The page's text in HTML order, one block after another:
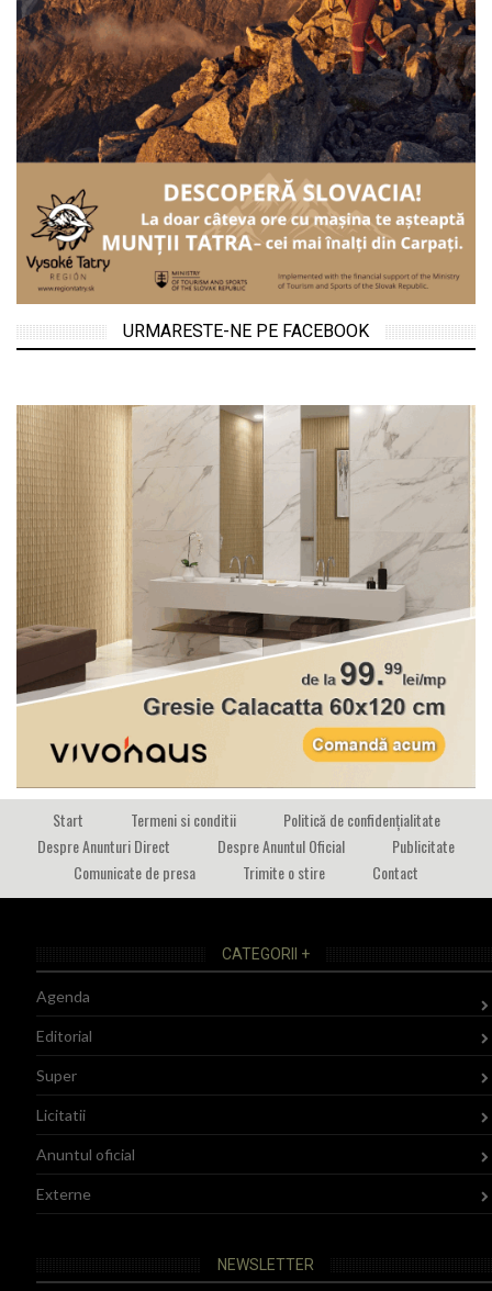
URMARESTE-NE PE FACEBOOK
Start Termeni si conditii
Politică de confidențialitate
Despre Anunturi Direct
Despre Anuntul Oficial
Publicitate
Comunicate de presa
Trimite o stire Contact
CATEGORII +
Agenda
Editorial
Super
Licitatii
Anuntul oficial
Externe
NEWSLETTER